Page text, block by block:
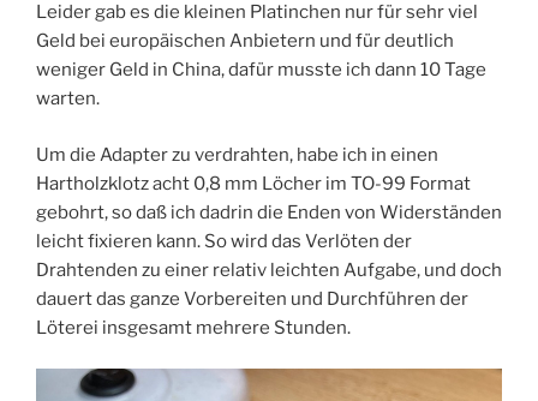
Leider gab es die kleinen Platinchen nur für sehr viel
Geld bei europäischen Anbietern und für deutlich
weniger Geld in China, dafür musste ich dann 10 Tage
warten.
Um die Adapter zu verdrahten, habe ich in einen
Hartholzklotz acht 0,8 mm Löcher im TO-99 Format
gebohrt, so daß ich dadrin die Enden von Widerständen
leicht fixieren kann. So wird das Verlöten der
Drahtenden zu einer relativ leichten Aufgabe, und doch
dauert das ganze Vorbereiten und Durchführen der
Löterei insgesamt mehrere Stunden.